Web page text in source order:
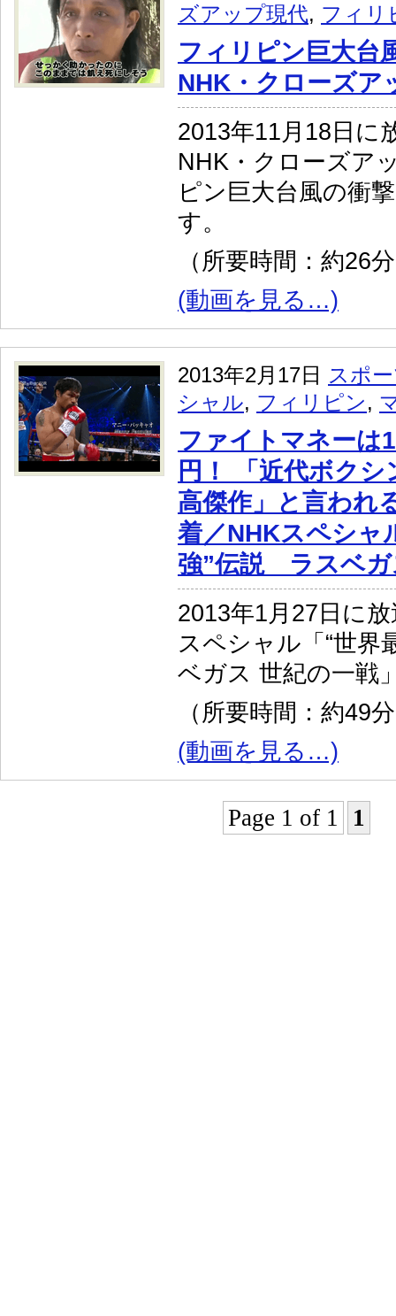
ズアップ現代, フィリ
フィリピン巨大台
NHK・クローズア
2013年11月18日に
NHK・クローズア
ピン巨大台風の衝
す。
（所要時間：約26
(動画を見る…)
2013年2月17日
スポ
シャル, フィリピン,
ファイトマネーは
円！ 「近代ボク
高傑作」と言われ
着／NHKスペシャ
強”伝説 ラスベガ
2013年1月27日に
スペシャル「“世
ベガス 世紀の一戦
（所要時間：約49
(動画を見る…)
Page 1 of 1 1